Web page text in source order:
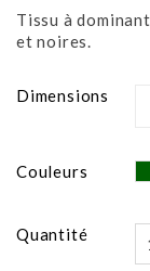
Tissu à
et noires.
Dimensions
Couleurs
Quantité